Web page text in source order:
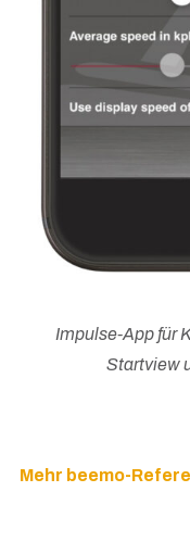
Impulse-App für
Startview
Mehr beemo-